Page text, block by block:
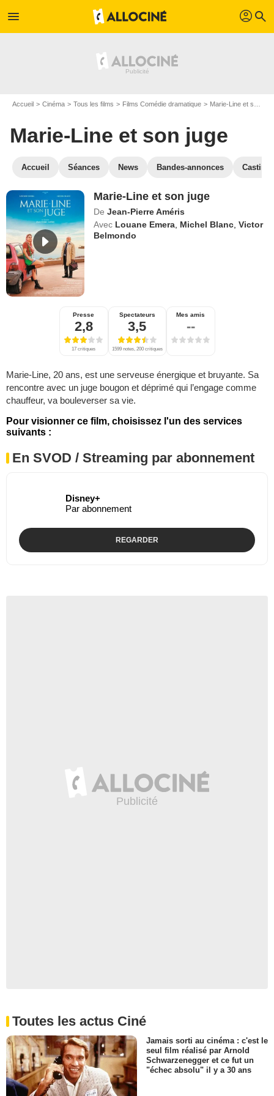
menu profil search
Accueil Cinéma Tous les films Films Comédie dramatique Marie-Line et son juge
Marie-Line et son juge
Accueil Séances News Bandes-annonces Casting
Marie-Line et son juge
De Jean-Pierre Améris
Avec Louane Emera Michel Blanc ,Victor
Belmondo
Presse
2,8
17 critiques
Spectateurs
3,5
1599 notes, 200 critiques
Mes amis
--
Marie-Line, 20 ans, est une serveuse énergique et bruyante. Sa
rencontre avec un juge bougon et déprimé qui l’engage comme
chauffeur, va bouleverser sa vie.
Pour visionner ce film, choisissez l'un des services
suivants :
En SVOD / Streaming par abonnement
Disney+
Par abonnement
REGARDER
Toutes les actus Ciné
Jamais sorti au cinéma : c'est le
seul film réalisé par Arnold
Schwarzenegger et ce fut un
"échec absolu" il y a 30 ans